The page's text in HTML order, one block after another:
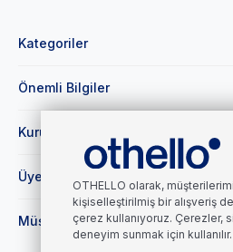
Kategoriler
Önemli Bilgiler
Kurumsal
Üye
Müşteri Hizmetleri
OTHELLO olarak,
kişiselleştirilmiş bir alışveriş
çerez kullanıyoruz. Çerezler,
deneyim sunmak için kullanılır.